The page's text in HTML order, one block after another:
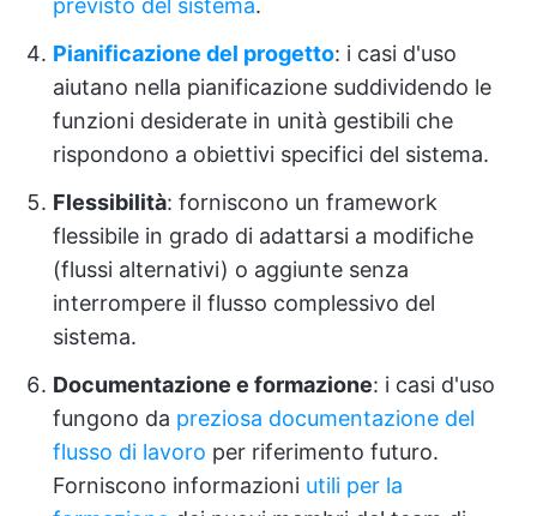
previsto del sistema.
Pianificazione del progetto: i casi d'uso
aiutano nella pianificazione suddividendo le
funzioni desiderate in unità gestibili che
rispondono a obiettivi specifici del sistema.
Flessibilità: forniscono un framework
flessibile in grado di adattarsi a modifiche
(flussi alternativi) o aggiunte senza
interrompere il flusso complessivo del
sistema.
Documentazione e formazione: i casi d'uso
fungono da preziosa documentazione del
flusso di lavoro per riferimento futuro.
Forniscono informazioni utili per la